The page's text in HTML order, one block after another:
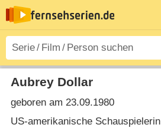
Aubrey Dollar
geboren am 23.09.1980
US-amerikanische Schauspielerin